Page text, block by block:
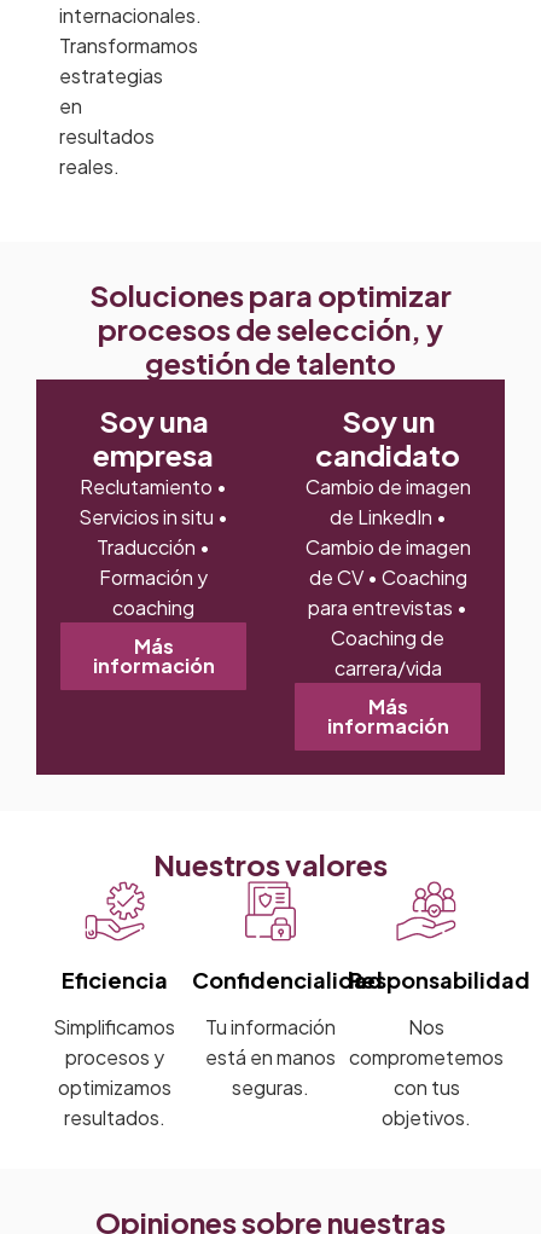
internacionales.
Transformamos
estrategias
en
resultados
reales.
Soluciones para optimizar
procesos de selección, y
gestión de talento
Soy una
empresa
Reclutamiento •
Servicios in situ •
Traducción •
Formación y
coaching
Más
información
Soy un
candidato
Cambio de imagen
de LinkedIn •
Cambio de imagen
de CV • Coaching
para entrevistas •
Coaching de
carrera/vida
Más
información
Nuestros valores
Eficiencia
Simplificamos
procesos y
optimizamos
resultados.
Confidencialidad
Tu información
está en manos
seguras.
Responsabilidad
Nos
comprometemos
con tus
objetivos.
Opiniones sobre nuestras